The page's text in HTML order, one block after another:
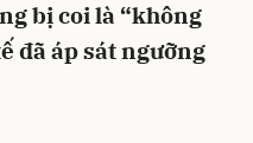
bị coi là “không
đã áp sát ngưỡng
Hủy